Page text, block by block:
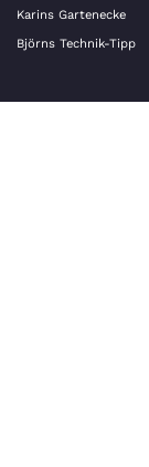
Karins Gartenecke
Björns Technik-Tipp